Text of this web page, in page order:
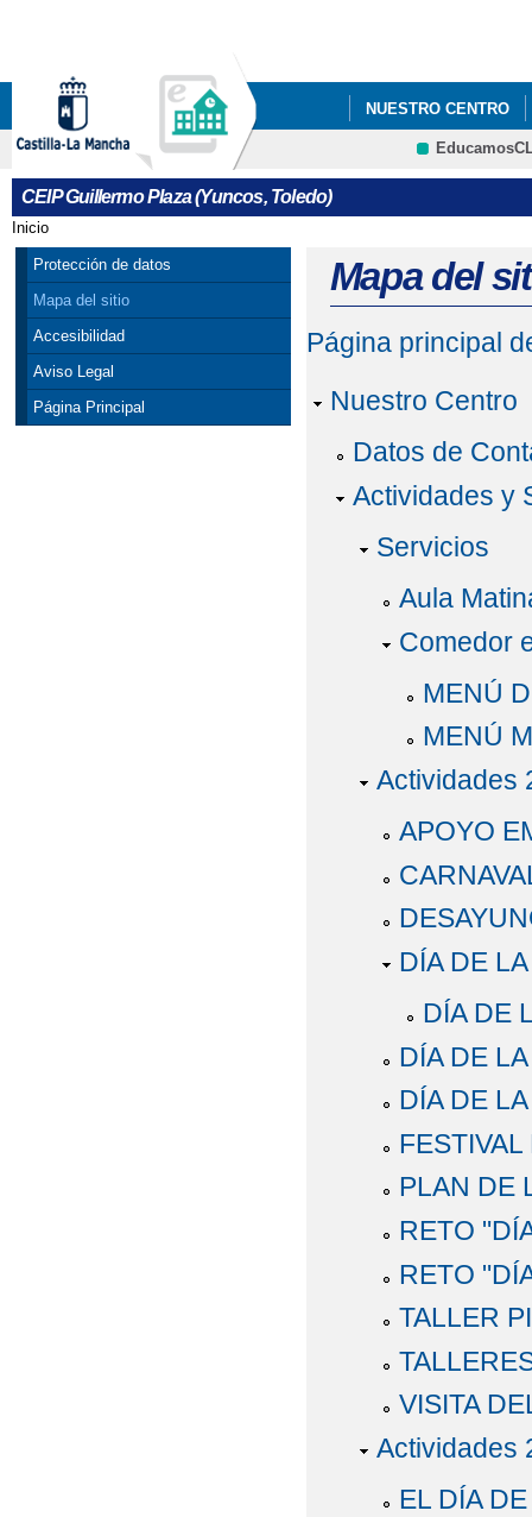
NUESTRO CENTRO
CEIP Guillermo Plaza (Yuncos, Toledo)
Se encuentra usted aquí
Inicio
Protección de datos
Mapa del sitio
Accesibilidad
Aviso Legal
Página Principal
Mapa del
Página principal
Nuestro Centro
Datos de
Actividades y
Servicios
Aula
Comedor
MENÚ
MENÚ
Actividades
APOYO
DÍA DE
DÍA DE
DÍA DE
DÍA DE
PLAN DE
RETO
RETO
TALLER
VISITA
Actividades
EL DÍA